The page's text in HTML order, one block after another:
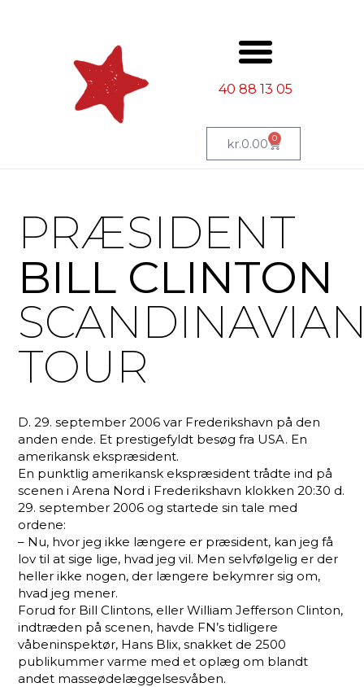
40 88 13 05
kr.0.00 0
PRÆSIDENT
BILL CLINTON
TOUR
D. 29. september 2006 var Frederikshavn på den
anden ende. Et prestigefyldt besøg fra USA. En
amerikansk ekspræsident.
En punktlig amerikansk ekspræsident trådte ind på
scenen i Arena Nord i Frederikshavn klokken 20:30 d.
29. september 2006 og startede sin tale med
ordene:
– Nu, hvor jeg ikke længere er præsident, kan jeg få
lov til at sige lige, hvad jeg vil. Men selvfølgelig er der
heller ikke nogen, der længere bekymrer sig om,
hvad jeg mener.
Forud for Bill Clintons, eller William Jefferson Clinton,
indtræden på scenen, havde FN’s tidligere
våbeninspektør, Hans Blix, snakket de 2500
publikummer varme med et oplæg om blandt
andet masseødelæggelsesvåben.